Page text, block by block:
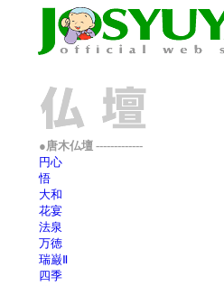
●唐木仏壇 -------------
円心
悟
大和
花宴
法泉
万徳
瑞巌Ⅱ
四季